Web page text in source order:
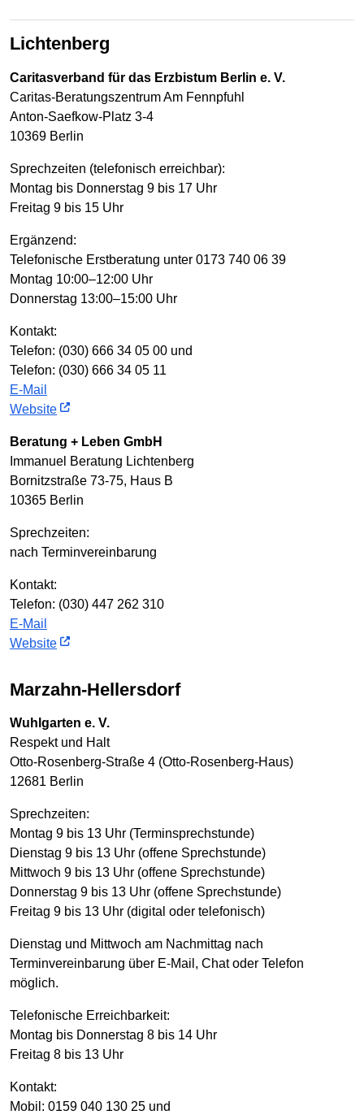
Lichtenberg
Caritasverband für das Erzbistum Berlin e. V.
Caritas-Beratungszentrum Am Fennpfuhl
Anton-Saefkow-Platz 3-4
10369 Berlin
Sprechzeiten (telefonisch erreichbar):
Montag bis Donnerstag 9 bis 17 Uhr
Freitag 9 bis 15 Uhr
Ergänzend:
Telefonische Erstberatung unter 0173 740 06 39
Montag 10:00–12:00 Uhr
Donnerstag 13:00–15:00 Uhr
Kontakt:
Telefon: (030) 666 34 05 00 und
Telefon: (030) 666 34 05 11
E-Mail
Website
Beratung + Leben GmbH
Immanuel Beratung Lichtenberg
Bornitzstraße 73-75, Haus B
10365 Berlin
Sprechzeiten:
nach Terminvereinbarung
Kontakt:
Telefon: (030) 447 262 310
E-Mail
Website
Marzahn-Hellersdorf
Wuhlgarten e. V.
Respekt und Halt
Otto-Rosenberg-Straße 4 (Otto-Rosenberg-Haus)
12681 Berlin
Sprechzeiten:
Montag 9 bis 13 Uhr (Terminsprechstunde)
Dienstag 9 bis 13 Uhr (offene Sprechstunde)
Mittwoch 9 bis 13 Uhr (offene Sprechstunde)
Donnerstag 9 bis 13 Uhr (offene Sprechstunde)
Freitag 9 bis 13 Uhr (digital oder telefonisch)
Dienstag und Mittwoch am Nachmittag nach
Terminvereinbarung über E-Mail, Chat oder Telefon
möglich.
Telefonische Erreichbarkeit:
Montag bis Donnerstag 8 bis 14 Uhr
Freitag 8 bis 13 Uhr
Kontakt:
Mobil: 0159 040 130 25 und